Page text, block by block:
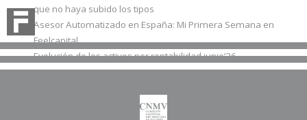
que no haya subido los tipos
Asesor Automatizado en España: Mi Primera Semana en
Feelcapital
Evolución de los activos por rentabilidad junio’26